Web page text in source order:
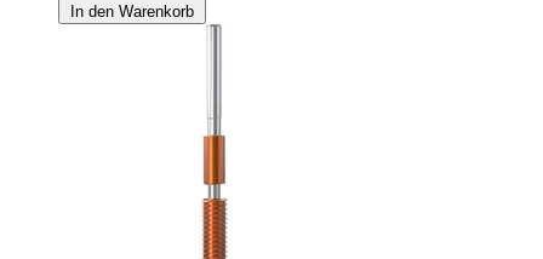
In den Warenkorb